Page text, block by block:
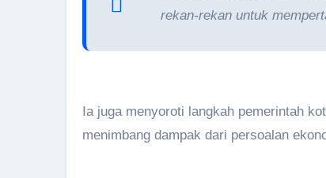
rekan-rekan untuk
Ia juga menyoroti langkah pemerintah
menimbang dampak dari persoalan